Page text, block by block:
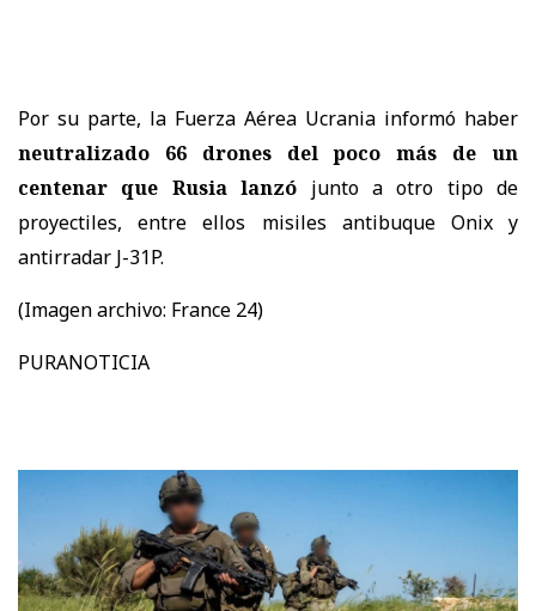
Por su parte, la Fuerza Aérea Ucrania informó haber
neutralizado 66 drones del poco más de un
centenar que Rusia lanzó junto a otro tipo de
proyectiles, entre ellos misiles antibuque Onix y
antirradar J-31P.
(Imagen archivo: France 24)
PURANOTICIA